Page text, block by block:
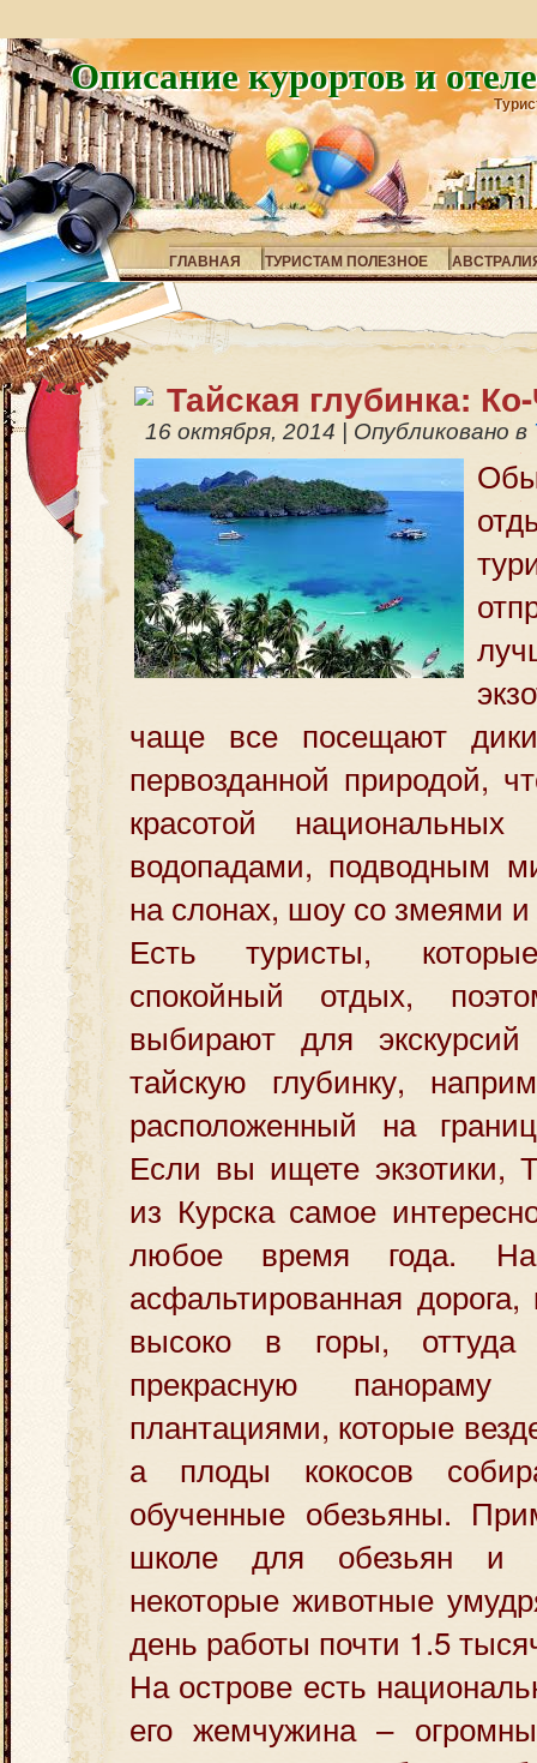
Описание курортов и
ГЛАВНАЯ ТУРИСТАМ ПОЛЕЗНОЕ
Тайская глубинка:
16 октября, 2014 Опубликовано в
чаще все посещают
первозданной природой,
красотой
водопадами, подводным
на слонах, шоу со змеями
Есть туристы,
спокойный отдых,
выбирают для
тайскую глубинку,
расположенный на
Если вы ищете экзотики,
из Курска самое
любое время года.
асфальтированная дорога,
высоко в горы, оттуда
прекрасную
плантациями, которые
а плоды кокосов
обученные обезьяны.
школе для обезьян и
некоторые животные
день работы почти 1.5
На острове есть
его жемчужина –